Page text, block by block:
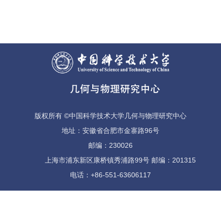
版权所有 ©中国科学技术大学几何与物理研究中心
地址：安徽省合肥市金寨路96号
邮编：230026
上海市浦东新区康桥镇秀浦路99号 邮编：201315
电话：+86-551-63606117